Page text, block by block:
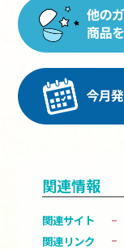
関連情報
関連サイト
関連リンク